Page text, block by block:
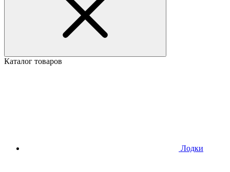
Каталог товаров
Лодки